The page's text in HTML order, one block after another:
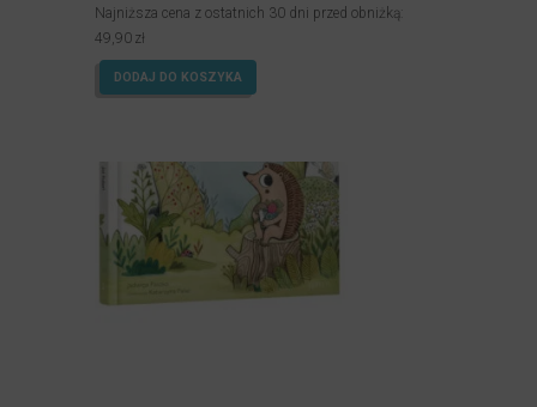
Najniższa cena z ostatnich 30 dni przed obniżką:
49,90 zł
DODAJ DO KOSZYKA